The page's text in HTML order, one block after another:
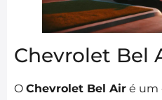
Chevrolet Bel
O Chevrolet Bel Air é um